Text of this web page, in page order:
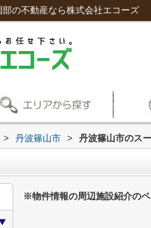
の不動産なら株式会社エコーズ
> 丹波篠山市 > 丹波篠山市のス
※物件情報の周辺施設紹介の